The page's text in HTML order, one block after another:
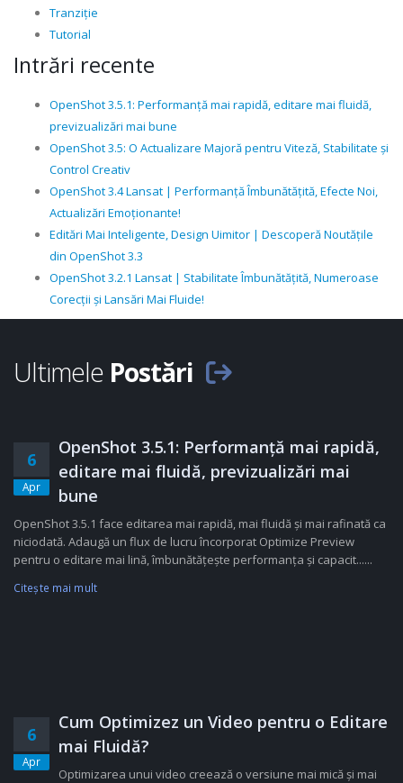
Tranziție
Tutorial
Intrări recente
OpenShot 3.5.1: Performanță mai rapidă, editare mai fluidă,
previzualizări mai bune
OpenShot 3.5: O Actualizare Majoră pentru Viteză, Stabilitate și
Control Creativ
OpenShot 3.4 Lansat | Performanță Îmbunătățită, Efecte Noi,
Actualizări Emoționante!
Editări Mai Inteligente, Design Uimitor | Descoperă Noutățile
din OpenShot 3.3
OpenShot 3.2.1 Lansat | Stabilitate Îmbunătățită, Numeroase
Corecții și Lansări Mai Fluide!
Ultimele Postări
6
Apr
OpenShot 3.5.1: Performanță mai rapidă,
editare mai fluidă, previzualizări mai
bune
OpenShot 3.5.1 face editarea mai rapidă, mai fluidă și mai rafinată ca
niciodată. Adaugă un flux de lucru încorporat Optimize Preview
pentru o editare mai lină, îmbunătățește performanța și capacit......
Citeşte mai mult
6
Apr
Cum Optimizez un Video pentru o Editare
mai Fluidă?
Optimizarea unui video creează o versiune mai mică și mai